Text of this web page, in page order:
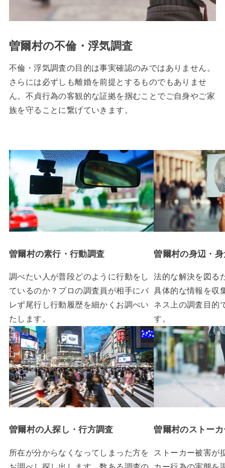
曽爾村の不倫・浮気調査
不倫・浮気調査の目的は事実確認のみではありません。
さらには必ずしも離婚を前提とするものでもありませ
ん。不貞行為の客観的な証拠を掴むことでご自身やご家
族を守ることに繋げていきます。
曽爾村の素行・行動調査
調べたい人が普段どのように行動をし
ているのか？プロの調査員が相手にバ
レず尾行し行動履歴を細かくお調べい
たします。
曽爾村の身辺・
法的な解決を図る
具体的な情報を収
ネス上の調査目的
す。
曽爾村の人探し・行方調査
所在が分からなくなってしまった方を
曽爾村のストー
ストーカー被害が